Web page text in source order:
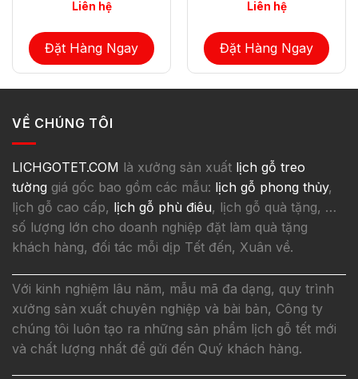
Liên hệ
Đặt Hàng Ngay
Liên hệ
Đặt Hàng Ngay
VỀ CHÚNG TÔI
LICHGOTET.COM là xưởng sản xuất lịch gỗ treo
tường giá gốc bao gồm các mẫu: lịch gỗ phong thủy,
lịch gỗ cao cấp, lịch gỗ phù điêu, lịch gỗ quà tặng, …
số lượng lớn cho doanh nghiệp đặt làm quà tặng
khách hàng, đối tác mỗi dịp Tết đến, Xuân về.
Với kinh nghiệm lâu năm, mẫu mã đa dạng, quy trình
xưởng sản xuất chuyên nghiệp và bài bản, Công ty
chúng tôi luôn tạo ra những sản phẩm lịch gỗ tết mới
và chất lượng nhất để gửi đến Quý khách hàng.